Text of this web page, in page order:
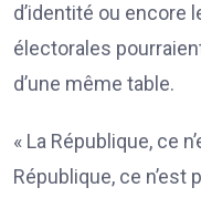
d’identité ou encore
électorales
d’une même table.
« La République, ce
République, ce